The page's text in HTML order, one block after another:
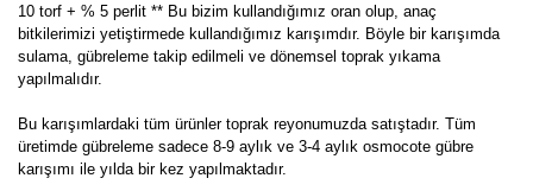
10 torf + % 5 perlit ** Bu bizim kullandığımız oran olup, anaç
bitkilerimizi yetiştirmede kullandığımız karışımdır. Böyle bir karışımda
sulama, gübreleme takip edilmeli ve dönemsel toprak yıkama
yapılmalıdır.
Bu karışımlardaki tüm ürünler toprak reyonumuzda satıştadır. Tüm
üretimde gübreleme sadece 8-9 aylık ve 3-4 aylık osmocote gübre
karışımı ile yılda bir kez yapılmaktadır.